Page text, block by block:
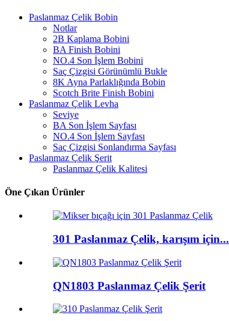
Paslanmaz Çelik Bobin
Notlar
2B Kaplama Bobini
BA Finish Bobini
NO.4 Son İşlem Bobini
Saç Çizgisi Görünümlü Bukle
8K Ayna Parlaklığında Bobin
Scotch Brite Finish Bobini
Paslanmaz Çelik Levha
Seviye
BA Son İşlem Sayfası
NO.4 Son İşlem Sayfası
Saç Çizgisi Sonlandırma Sayfası
Paslanmaz Çelik Şerit
Paslanmaz Çelik Kalitesi
Öne Çıkan Ürünler
301 Paslanmaz Çelik, karışım için...
QN1803 Paslanmaz Çelik Şerit